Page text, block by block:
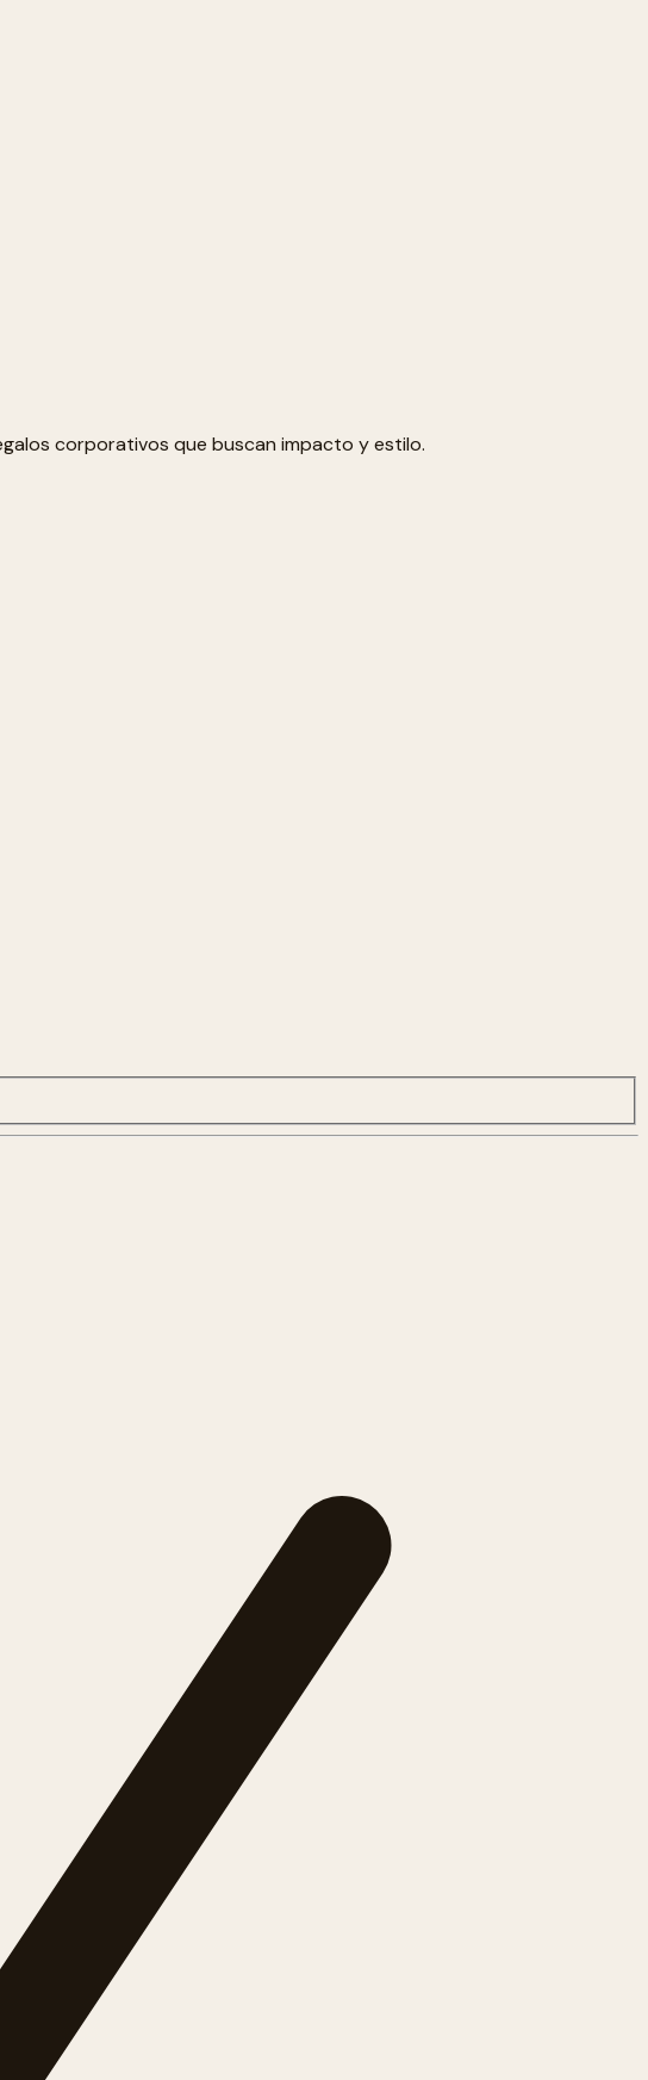
corporativos que buscan impacto y estilo.